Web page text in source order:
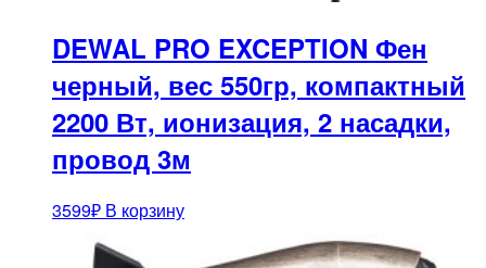
DEWAL PRO EXCEPTION Фен
черный, вес 550гр, компактный
2200 Вт, ионизация, 2 насадки,
провод 3м
3599₽ В корзину